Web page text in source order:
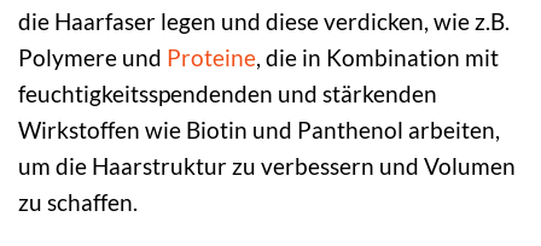
die Haarfaser legen und diese verdicken, wie z.B.
Polymere und Proteine, die in Kombination mit
feuchtigkeitsspendenden und stärkenden
Wirkstoffen wie Biotin und Panthenol arbeiten,
um die Haarstruktur zu verbessern und Volumen
zu schaffen.